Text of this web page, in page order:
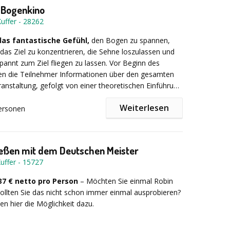
Schafhutung
fördern Kommunikation, Zusammenarbeit und
& Präzision:
individuell auf Ihre Anfrage angepasst! Sie sind
Inhalten (Seifenkistenprojekt, Kunstprojekt,
etc.) und dem Umfang der Veranstaltung (halb-,
tägig).
konkrete Preise an – wir erstellen Ihnen gern ein
nach Ihren Wünschen.
- 28262
fantastische Gefühl, den Bogen zu spannen,
Ziel zu konzentrieren, die Sehne loszulassen und
zum Ziel fliegen zu lassen. Vor Beginn des
die Teilnehmer Informationen über den gesamten
gefolgt von einer theoretischen Einführung
Tipps zur Verbesserung Ihrer
Person
Weiterlesen
mit dem Deutschen Meister
- 15727
€ netto pro Person – Möchten Sie einmal Robin
Sie das nicht schon immer einmal ausprobieren?
hier die Möglichkeit dazu.